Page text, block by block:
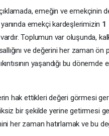
emeğin ve
emekçi kardeşlerimizin 1
vardır. Toplumun var oluşunda,
ve değerini her zaman ön
yaşandığı bu
hak ettikleri değeri görmesi
bir şekilde yerine getirmesi
her zaman hatırlamak ve bu